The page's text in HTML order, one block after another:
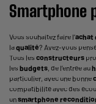
Smartphone
Vous souhaitez faire l’achat
laqualité? Avez-vous
Tous les constructeurs
les budgets, de l’entrée au
particulier, avec une bonne
compatibilité avec des
unsmartphone